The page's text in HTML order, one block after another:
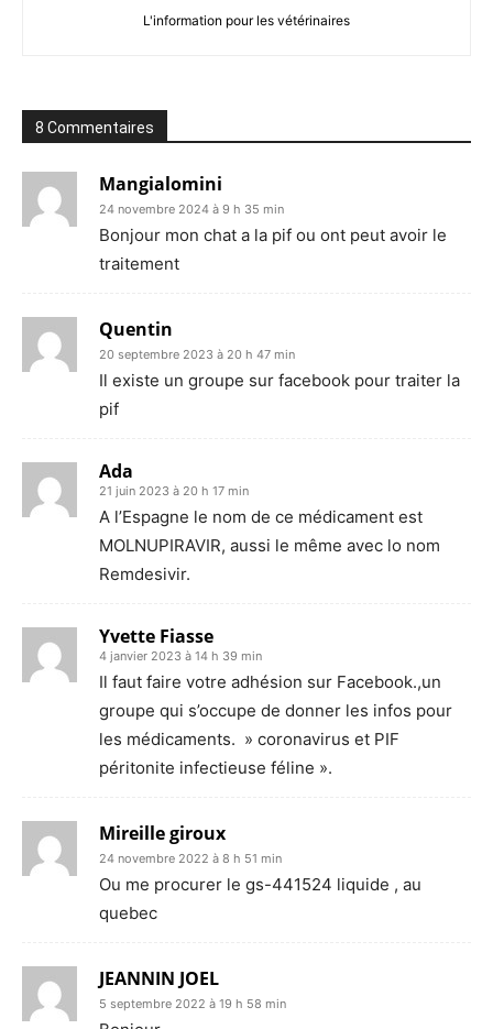
L'information pour les vétérinaires
8 Commentaires
Mangialomini
24 novembre 2024 à 9 h 35 min
Bonjour mon chat a la pif ou ont peut avoir le
traitement
Quentin
20 septembre 2023 à 20 h 47 min
Il existe un groupe sur facebook pour traiter la
pif
Ada
21 juin 2023 à 20 h 17 min
A l’Espagne le nom de ce médicament est
MOLNUPIRAVIR, aussi le même avec lo nom
Remdesivir.
Yvette Fiasse
4 janvier 2023 à 14 h 39 min
Il faut faire votre adhésion sur Facebook.,un
groupe qui s’occupe de donner les infos pour
les médicaments. » coronavirus et PIF
péritonite infectieuse féline ».
Mireille giroux
24 novembre 2022 à 8 h 51 min
Ou me procurer le gs-441524 liquide , au
quebec
JEANNIN JOEL
5 septembre 2022 à 19 h 58 min